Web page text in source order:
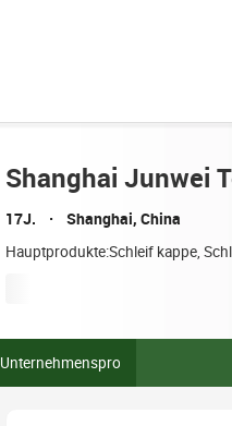
Shanghai Junwei
17J. Shanghai, China
Hauptprodukte:Schleif kappe,
Unternehmensprofil